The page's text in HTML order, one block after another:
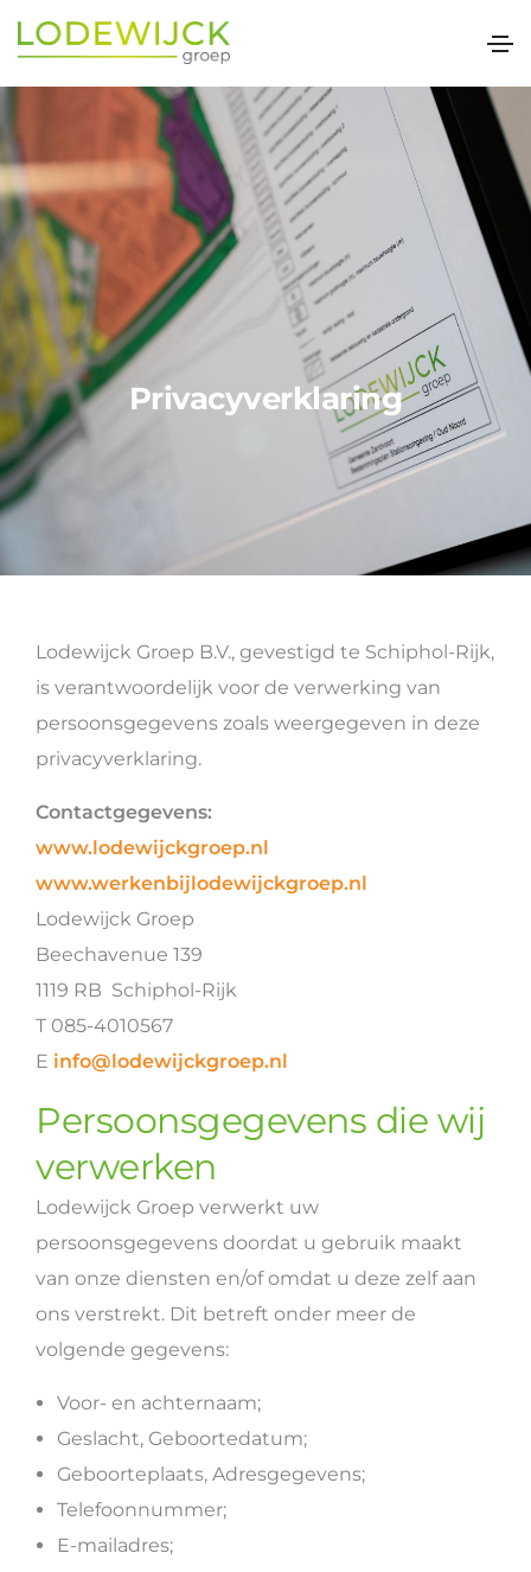
Privacyverklaring
Lodewijck Groep B.V., gevestigd te Schiphol-Rijk,
is verantwoordelijk voor de verwerking van
persoonsgegevens zoals weergegeven in deze
privacyverklaring.
Contactgegevens:
www.lodewijckgroep.nl
www.werkenbijlodewijckgroep.nl
Lodewijck Groep
Beechavenue 139
1119 RB Schiphol-Rijk
T 085-4010567
E info@lodewijckgroep.nl
Persoonsgegevens die wij
verwerken
Lodewijck Groep verwerkt uw
persoonsgegevens doordat u gebruik maakt
van onze diensten en/of omdat u deze zelf aan
ons verstrekt. Dit betreft onder meer de
volgende gegevens:
Voor- en achternaam;
Geslacht, Geboortedatum;
Geboorteplaats, Adresgegevens;
Telefoonnummer;
E-mailadres;